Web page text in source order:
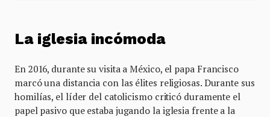
La iglesia incómoda
En 2016, durante su visita a México, el papa Francisco
marcó una distancia con las élites religiosas. Durante sus
homilías, el líder del catolicismo criticó duramente el
papel pasivo que estaba jugando la iglesia frente a la